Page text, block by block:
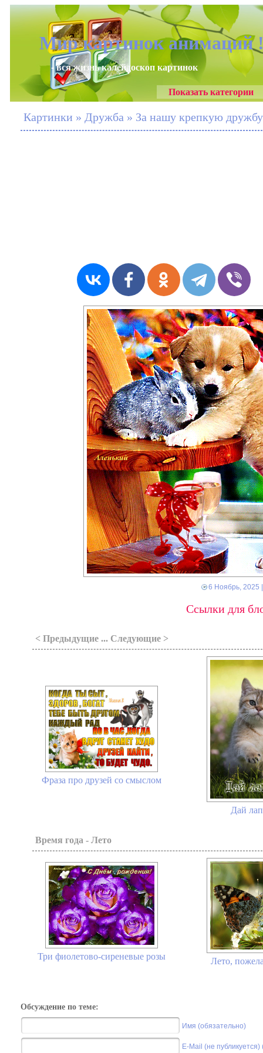
Мир картинок анимаций
- вся жизнь калейдоскоп картинок
Показать категории
Картинки » Дружба » За нашу крепкую
6 Ноябрь, 2025
Ссылки для
< Предыдущие ... Следующие >
Фраза про друзей со смыслом
Дай
Время года - Лето
Три фиолетово-сиреневые розы Лето,
Обсуждение по теме:
Имя (обязательно)
E-Mail (не